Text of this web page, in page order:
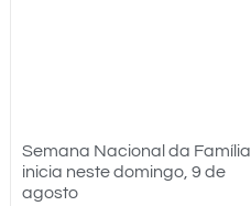
Semana Nacional da Família
inicia neste domingo, 9 de
agosto